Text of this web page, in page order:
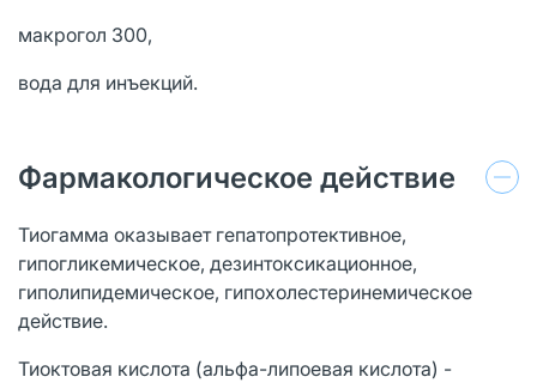
макрогол 300,
вода для инъекций.
Фармакологическое действие
Тиогамма оказывает гепатопротективное,
гипогликемическое, дезинтоксикационное,
гиполипидемическое, гипохолестеринемическое
действие.
Тиоктовая кислота (альфа-липоевая кислота) -